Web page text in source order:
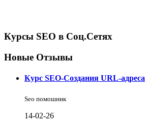
Курсы SEO в Соц.Сетях
Новые Отзывы
Курс SEO-Создания URL-адреса
Seo помошник
14-02-26